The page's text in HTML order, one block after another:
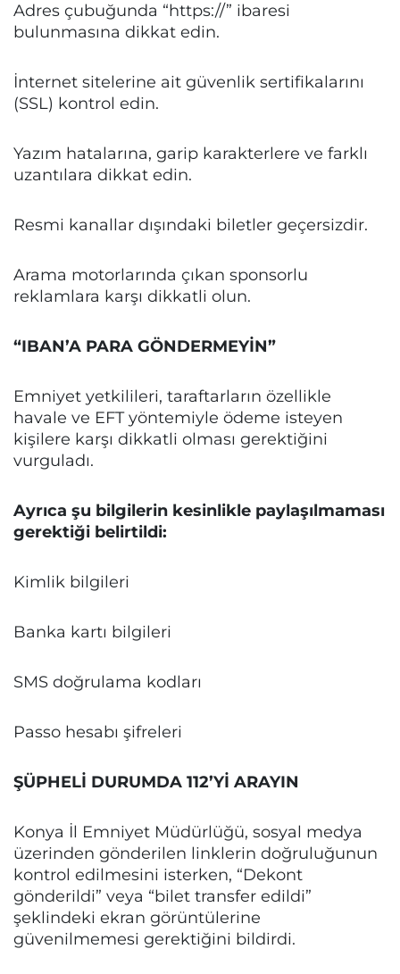
Adres çubuğunda “https://” ibaresi
bulunmasına dikkat edin.
İnternet sitelerine ait güvenlik sertifikalarını
(SSL) kontrol edin.
Yazım hatalarına, garip karakterlere ve farklı
uzantılara dikkat edin.
Resmi kanallar dışındaki biletler geçersizdir.
Arama motorlarında çıkan sponsorlu
reklamlara karşı dikkatli olun.
“IBAN’A PARA GÖNDERMEYİN”
Emniyet yetkilileri, taraftarların özellikle
havale ve EFT yöntemiyle ödeme isteyen
kişilere karşı dikkatli olması gerektiğini
vurguladı.
Ayrıca şu bilgilerin kesinlikle paylaşılmaması
gerektiği belirtildi:
Kimlik bilgileri
Banka kartı bilgileri
SMS doğrulama kodları
Passo hesabı şifreleri
ŞÜPHELİ DURUMDA 112’Yİ ARAYIN
Konya İl Emniyet Müdürlüğü, sosyal medya
üzerinden gönderilen linklerin doğruluğunun
kontrol edilmesini isterken, “Dekont
gönderildi” veya “bilet transfer edildi”
şeklindeki ekran görüntülerine
güvenilmemesi gerektiğini bildirdi.